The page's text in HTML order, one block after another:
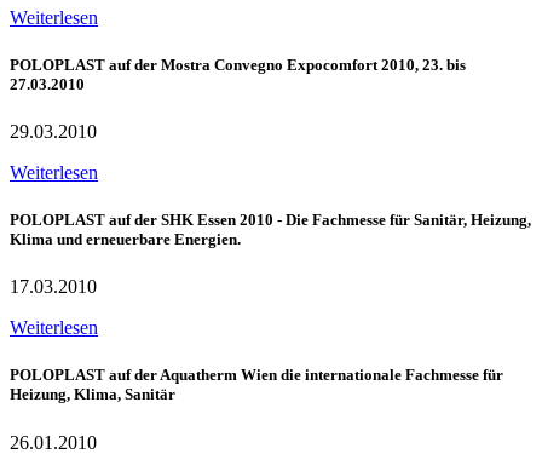
Weiterlesen
POLOPLAST auf der Mostra Convegno Expocomfort 2010, 23. bis
27.03.2010
29.03.2010
Weiterlesen
POLOPLAST auf der SHK Essen 2010 - Die Fachmesse für Sanitär, Heizung,
Klima und erneuerbare Energien.
17.03.2010
Weiterlesen
POLOPLAST auf der Aquatherm Wien die internationale Fachmesse für
Heizung, Klima, Sanitär
26.01.2010